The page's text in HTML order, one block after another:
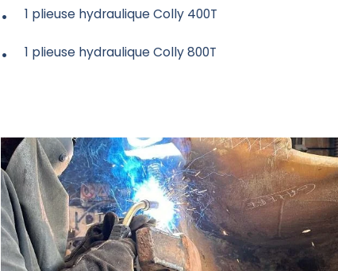
1 plieuse hydraulique Colly 400T
1 plieuse hydraulique Colly 800T